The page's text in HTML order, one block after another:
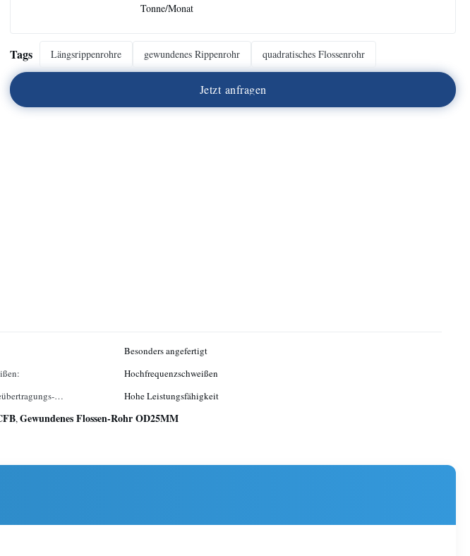
Tonne/Monat
Tags Längsrippenrohre gewundenes Rippenrohr quadratisches Flossenrohr
Jetzt anfragen
Besonders angefertigt
Hochfrequenzschweißen
Hohe Leistungsfähigkeit
,Gewundenes Flossen-Rohr OD25MM